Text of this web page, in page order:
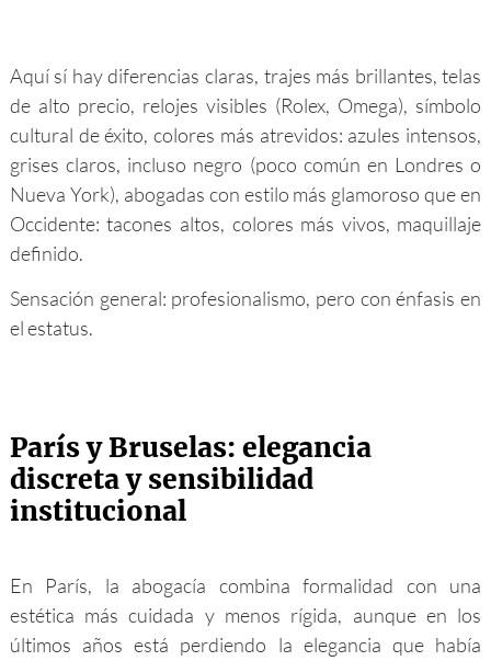
Aquí sí hay diferencias claras, trajes más brillantes, telas
de alto precio, relojes visibles (Rolex, Omega), símbolo
cultural de éxito, colores más atrevidos: azules intensos,
grises claros, incluso negro (poco común en Londres o
Nueva York), abogadas con estilo más glamoroso que en
Occidente: tacones altos, colores más vivos, maquillaje
definido.
Sensación general: profesionalismo, pero con énfasis en
el estatus.
París y Bruselas: elegancia
discreta y sensibilidad
institucional
En París, la abogacía combina formalidad con una
estética más cuidada y menos rígida, aunque en los
últimos años está perdiendo la elegancia que había